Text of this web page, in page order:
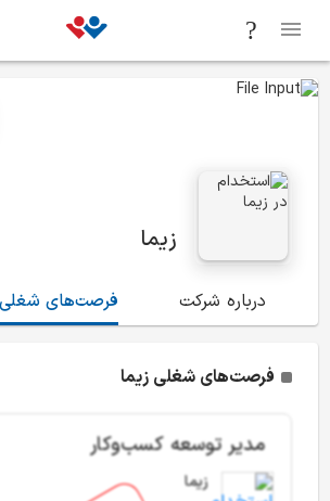
زیما
درباره شرکت فرصت‌های شغلی
فرصت‌های شغلی زیما
مدیر توسعه کسب‌وکار
زیما